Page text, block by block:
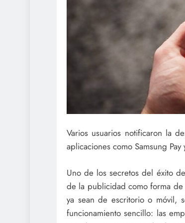
Varios usuarios notificaron la
aplicaciones como Samsung Pay
Uno de los secretos del éxito
de la publicidad como forma de
ya sean de escritorio o móvil,
funcionamiento sencillo: las